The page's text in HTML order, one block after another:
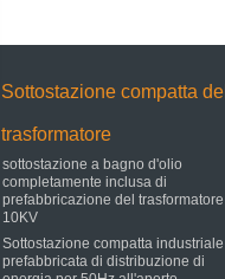
Sottostazione compatta del
trasformatore
sottostazione a bagno d'olio
completamente inclusa di
prefabbricazione del trasformatore
10KV
Sottostazione compatta industriale
prefabbricata di distribuzione di